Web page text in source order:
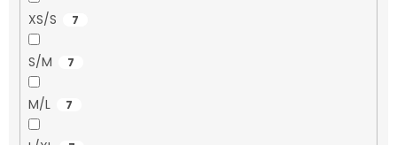
XS/S 7
S/M 7
M/L 7